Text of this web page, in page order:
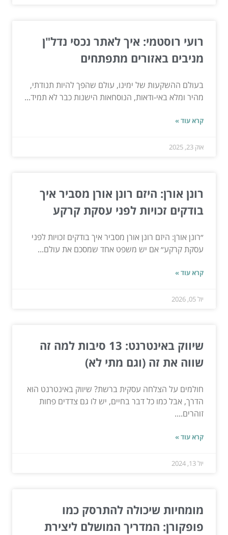
רועי רוסטמי: איך לאתר נכסי נדל"ן
מניבים באזורים מתפתחים
בעולם ההשקעות של ימינו, עולם שהפך להיות תנודתי,
מהיר ומלא באי-ודאות, הנוסחאות הישנות כבר לא תמיד...
קרא עוד »
אוק 23, 2025
רונן אורן: היזם רונן אורן מסביר איך
בודקים זכויות לפני עסקת קרקע
״רונן אורן: היזם רונן אורן מסביר איך בודקים זכויות לפני
עסקת קרקע״ אם יש משפט אחד שמסכם את עולם...
קרא עוד »
יול 05, 2026
שיווק באינטרנט: 13 סיבות למה זה
שווה את זה (וגם מתי לא)
חולמים על הצלחה עסקית ברשת? שיווק באינטרנט הוא
הדרך, אבל כמו כל דבר בחיים, יש לו גם צדדים פחות
זוהרים....
קרא עוד »
יול 13, 2024
מומחיות שיכולה להתרסק כמו
פופקורן: המדריך המושלם ליצירת